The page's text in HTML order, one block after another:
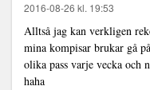
2016-08-26 kl. 19:53
Alltså jag kan verkligen
mina kompisar brukar gå
olika pass varje vecka och
haha